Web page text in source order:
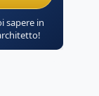
sapere in